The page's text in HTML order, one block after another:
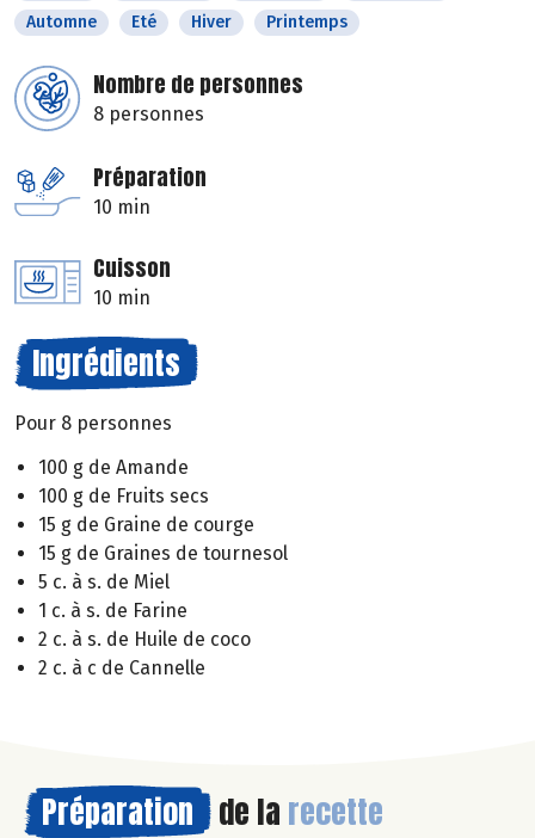
Automne
Eté Hiver Printemps
Nombre de personnes
8 personnes
Préparation
10 min
Cuisson
10 min
Ingrédients
Pour 8 personnes
100 g de Amande
100 g de Fruits secs
15 g de Graine de courge
15 g de Graines de tournesol
5 c. à s. de Miel
1 c. à s. de Farine
2 c. à s. de Huile de coco
2 c. à c de Cannelle
Préparation de la recette